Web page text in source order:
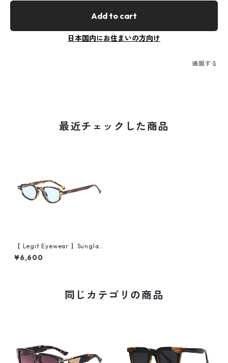
Add to cart
日本国内にお住まいの方向け
通報する
最近チェックした商品
【 Legit Eyewear 】Sunglas
ses Daigo (Demi/Blue)
¥6,600
同じカテゴリの商品